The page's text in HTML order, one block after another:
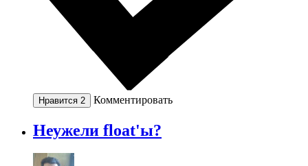
Нравится 2 Комментировать
Неужели float'ы?